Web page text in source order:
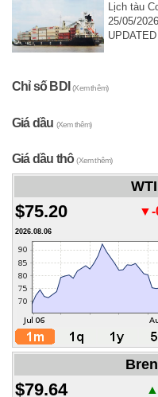
Lịch tàu
25/05/
Chỉ số BDI(Xem thêm)
Giá dầu (Xem thêm)
Giá dầu thô(Xem thêm)
$75.20 ▼-
2026.08.06
$79.64